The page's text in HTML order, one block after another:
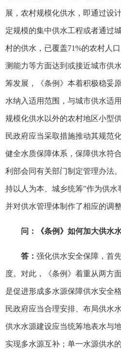
展，农村规模化供水，即通过设
定规模的集中供水工程或者通过
村的供水，已覆盖71%的农村人
测能力等方面达到或接近城市供
筹发展，《条例》本着积极稳妥
水纳入适用范围，与城市供水适
规模化供水以外的农村地区小型
民政府应当采取措施推动其规范
健全水质保障体系，保障供水符
利部会同有关部门制定管理办法
持以人为本、城乡统筹”作为供水
并对供水管理体制作了相应的调整
问：《条例》如何加大供水
答：强化供水安全保障，首
度。对此，《条例》着重从两方
是促进形成多水源保障供水安全
民政府应当合理安排、布局供水
供水水源建设应当统筹地表水与
实现多水源互补；单一水源供水